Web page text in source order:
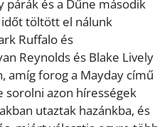
párák és a Dűne második
időt töltött el nálunk
Ruffalo és
Reynolds és Blake Lively
amíg forog a Mayday című
sorolni azon hírességek
utaztak hazánkba, és